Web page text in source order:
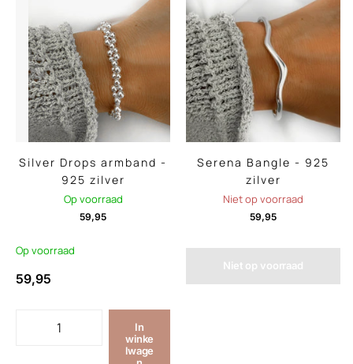
Silver Drops armband -
925 zilver
Op voorraad
59,95
Op voorraad
59,95
In
winke
lwage
Serena Bangle - 925
zilver
Niet op voorraad
59,95
Niet op voorraad